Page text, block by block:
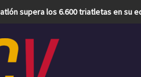
supera los 6.600 triatletas en su